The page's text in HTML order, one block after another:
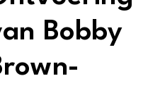
Bobby